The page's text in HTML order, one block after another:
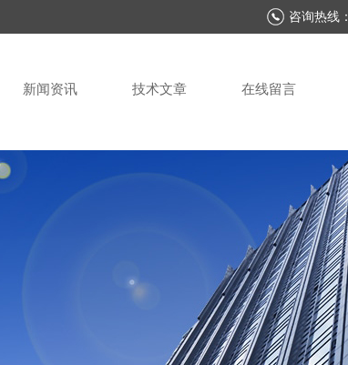
咨询热线：
新闻资讯 技术文章 在线留言